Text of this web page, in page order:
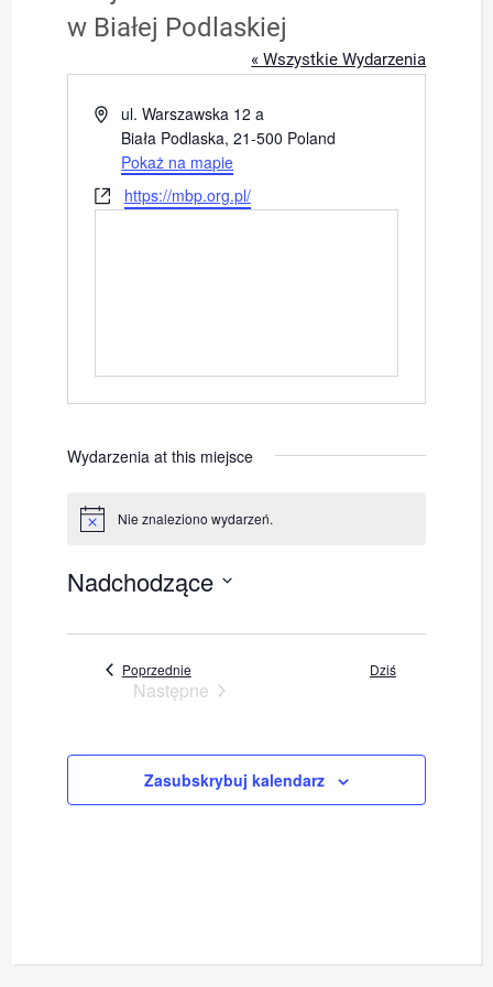
w Białej Podlaskiej
« Wszystkie Wydarzenia
Adresul. Warszawska 12 a
Biała Podlaska, 21-500 Poland
Pokaż na mapie
Strona
internetowa
https://mbp.org.pl/
Wydarzenia at this miejsce
Powiadomienie
Nie znaleziono wydarzeń.
Nadchodzące
datę.
PoprzednieWydarzenia Dziś
Następne
Zasubskrybuj kalendarz